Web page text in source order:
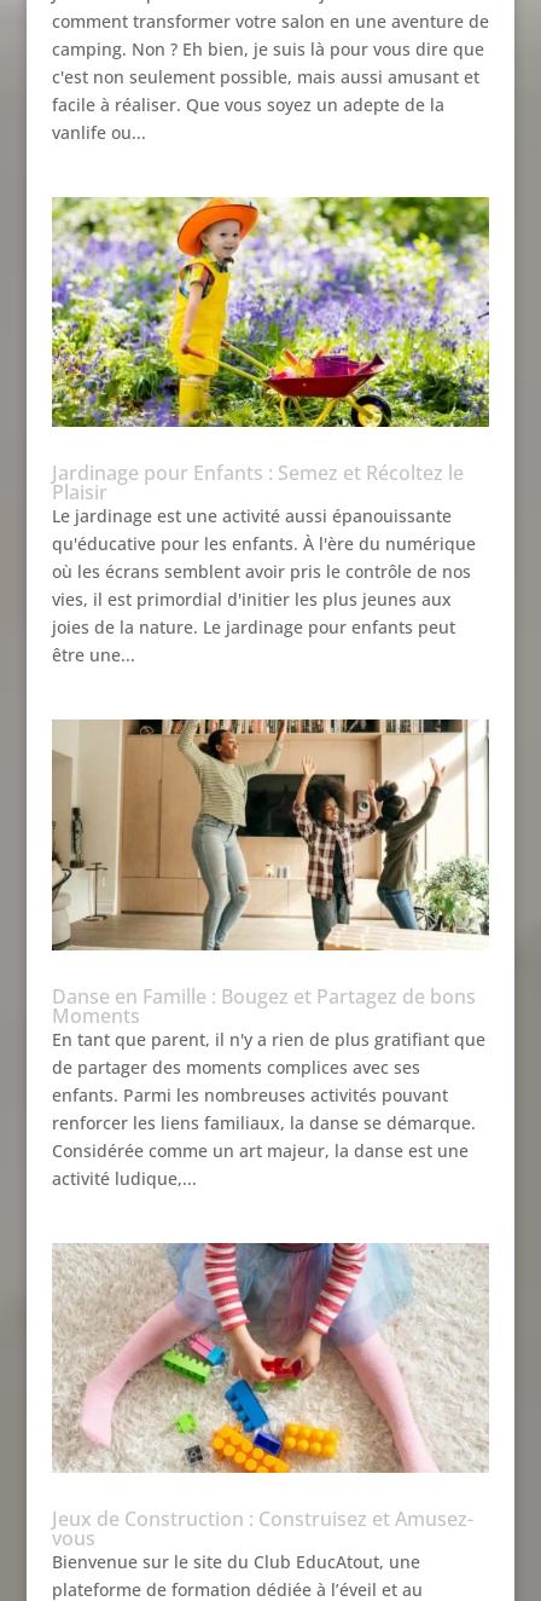
comment transformer votre salon en une aventure de
camping. Non ? Eh bien, je suis là pour vous dire que
c'est non seulement possible, mais aussi amusant et
facile à réaliser. Que vous soyez un adepte de la
vanlife ou...
Jardinage pour Enfants : Semez et Récoltez le
Plaisir
Le jardinage est une activité aussi épanouissante
qu'éducative pour les enfants. À l'ère du numérique
où les écrans semblent avoir pris le contrôle de nos
vies, il est primordial d'initier les plus jeunes aux
joies de la nature. Le jardinage pour enfants peut
être une...
Danse en Famille : Bougez et Partagez de bons
Moments
En tant que parent, il n'y a rien de plus gratifiant que
de partager des moments complices avec ses
enfants. Parmi les nombreuses activités pouvant
renforcer les liens familiaux, la danse se démarque.
Considérée comme un art majeur, la danse est une
activité ludique,...
Jeux de Construction : Construisez et Amusez-
vous
Bienvenue sur le site du Club EducAtout, une
plateforme de formation dédiée à l’éveil et au